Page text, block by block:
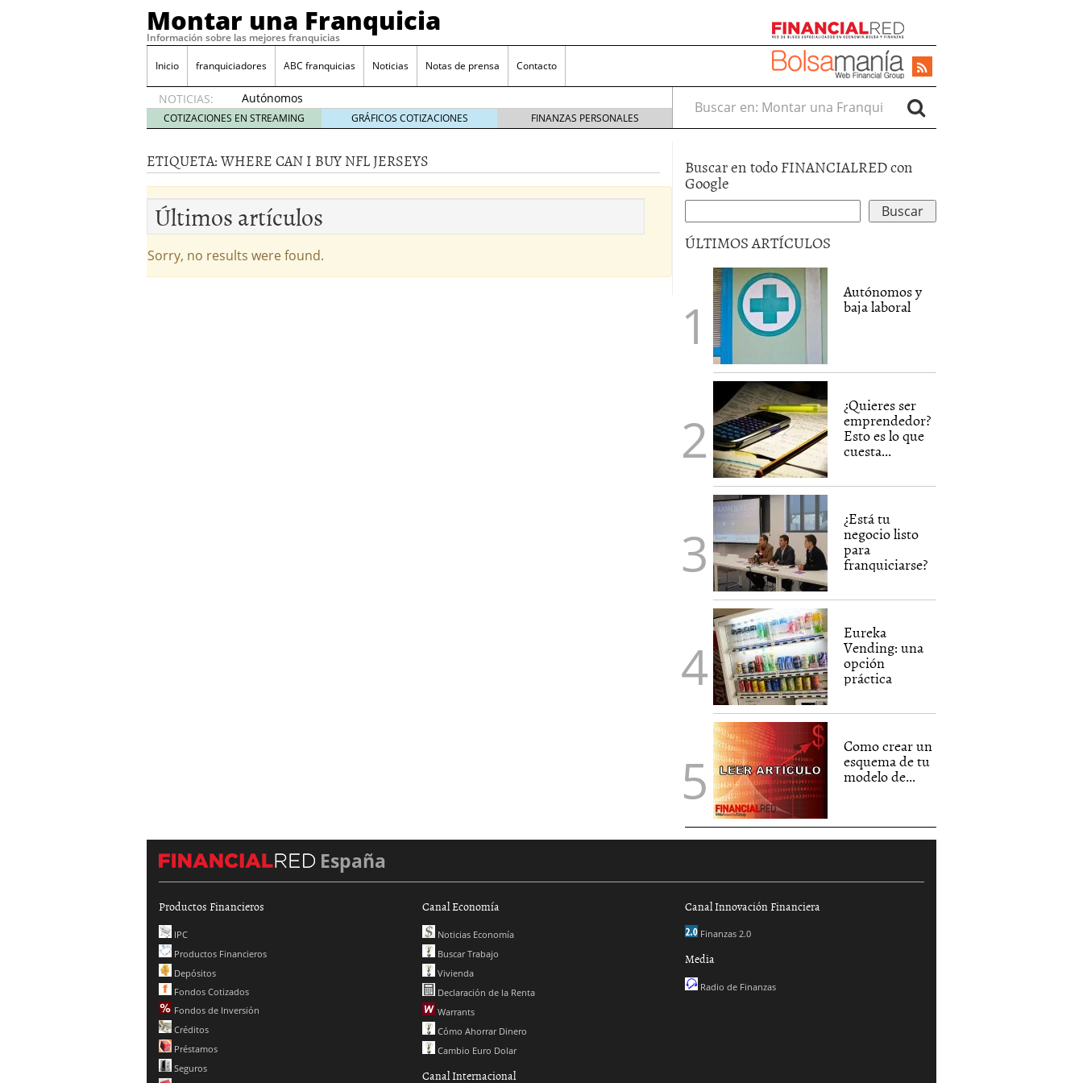
Montar una Franquicia
Información sobre las mejores franquicias
Inicio franquiciadores ABC franquicias Noticias Notas de prensa Contacto
NOTICIAS:
Autónomos
y baja
laboral
2014
¿Quieres ser emprendedor? Esto es lo que cuesta y las ayudas que puedes
tener 4 julio 2014
¿Está tu negocio listo para franquiciarse?
Eureka Vending: una opción práctica
COTIZACIONES EN STREAMING GRÁFICOS COTIZACIONES FINANZAS PERSONALES
Buscar en:
ETIQUETA:WHERE CAN I BUY NFL JERSEYS
Últimos artículos
Sorry, no results were found.
Buscar en todo FINANCIALRED con
Google
ÚLTIMOS ARTÍCULOS
Autónomos y
baja laboral
¿Quieres ser
emprendedor?
Esto es lo que
cuesta...
¿Está tu
negocio listo
para
franquiciarse?
Eureka
Vending: una
opción
práctica
Como crear un
esquema de tu
modelo de...
España
Productos Financieros
IPC
Productos Financieros
Depósitos
Fondos Cotizados
Fondos de Inversión
Créditos
Préstamos
Seguros
Canal Economía
Noticias Economía
Buscar Trabajo
Vivienda
Declaración de la Renta
Warrants
Cómo Ahorrar Dinero
Cambio Euro Dolar
Canal Internacional
Canal Innovación Financiera
Finanzas 2.0
Media
Radio de Finanzas